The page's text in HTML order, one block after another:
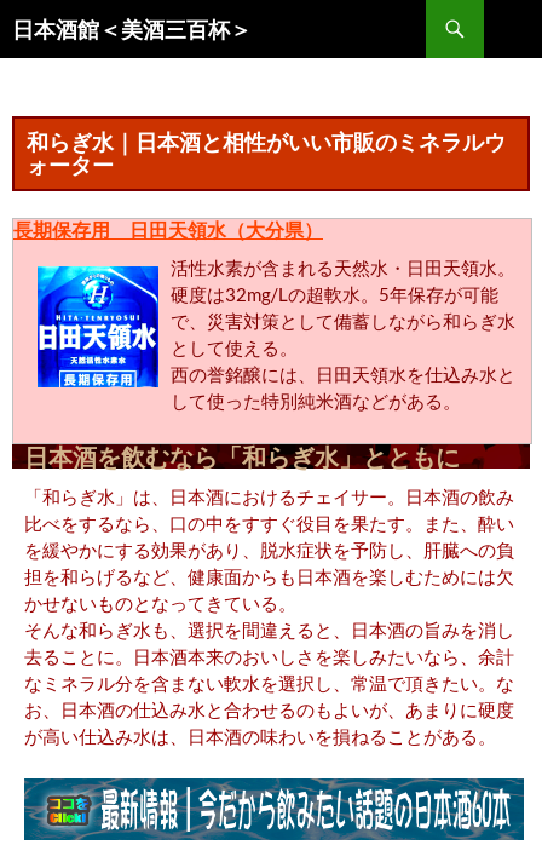
ン
ス
キ
ッ
日本酒館＜美酒三百杯＞
索
和らぎ水｜日本酒と相性がいい市販のミネラルウ
ォーター
長期保存用 日田天領水（大分県）
活性水素が含まれる天然水・日田天領水。
硬度は32mg/Lの超軟水。5年保存が可能
で、災害対策として備蓄しながら和らぎ水
として使える。
西の誉銘醸には、日田天領水を仕込み水と
して使った特別純米酒などがある。
日本酒を飲むなら「和らぎ水」とともに
「和らぎ水」は、日本酒におけるチェイサー。日本酒の飲み
比べをするなら、口の中をすすぐ役目を果たす。また、酔い
を緩やかにする効果があり、脱水症状を予防し、肝臓への負
担を和らげるなど、健康面からも日本酒を楽しむためには欠
かせないものとなってきている。
そんな和らぎ水も、選択を間違えると、日本酒の旨みを消し
去ることに。日本酒本来のおいしさを楽しみたいなら、余計
なミネラル分を含まない軟水を選択し、常温で頂きたい。な
お、日本酒の仕込み水と合わせるのもよいが、あまりに硬度
が高い仕込み水は、日本酒の味わいを損ねることがある。